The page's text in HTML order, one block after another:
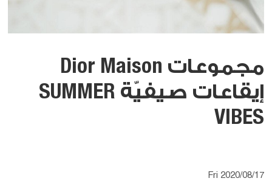
مجموعات Dior Maison
إيقاعات صيفيّة SUMMER
VIBES
Fri 2020/08/17